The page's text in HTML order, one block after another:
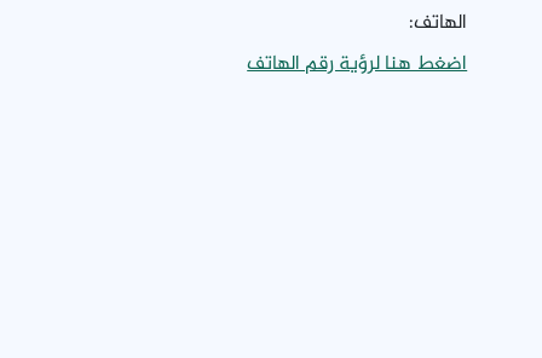
الهاتف:
اضغط هنا لرؤية رقم الهاتف